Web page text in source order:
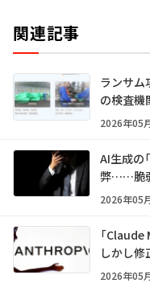
関連記事
ランサ
の検査機
2026年05
AI生成の
弊……脆
2026年05
「
しかし
2026年05